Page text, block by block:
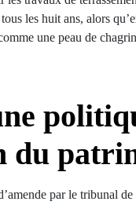
les huit ans, alors
une peau de
du
par le tribunal